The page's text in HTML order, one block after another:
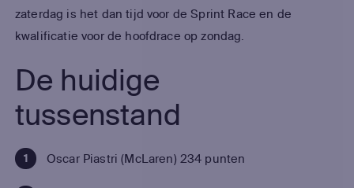
zaterdag is het dan tijd voor de Sprint Race en de
kwalificatie voor de hoofdrace op zondag.
De huidige
tussenstand
Oscar Piastri (McLaren) 234 punten